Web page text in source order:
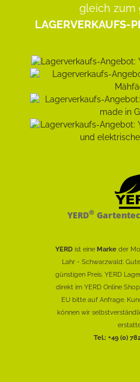
gleich zum
LAGERVERKAUFS-
YERD®
YERD ist eine Marke der
Lahr - Schwarzwald:
günstigen Preis. YERD
direkt im YERD Online
EU bitte auf Anfrage.
können wir
Tel.: +49 (0)